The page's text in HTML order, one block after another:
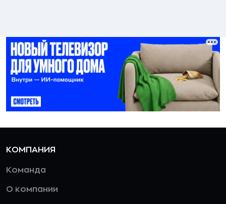
КОМПАНИЯ
Команда
О компании